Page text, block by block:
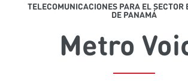
TELECOMUNICACIONES PARA EL SECTOR
DE PANAMÁ
Metro